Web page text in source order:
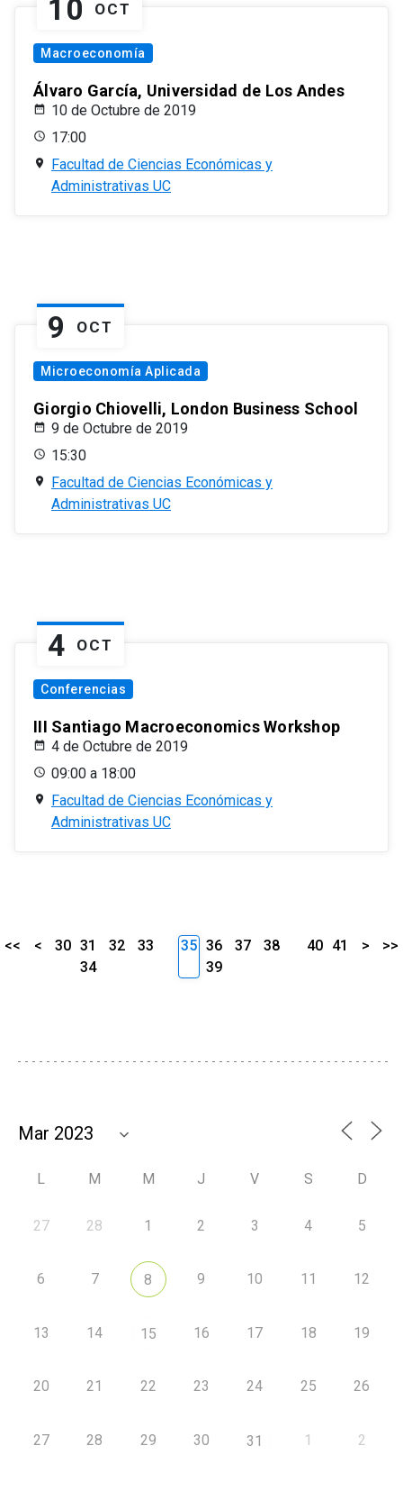
10 OCT
Macroeconomía
Álvaro García, Universidad de Los Andes
10 de Octubre de 2019
17:00
Facultad de Ciencias Económicas y
Administrativas UC
9 OCT
Microeconomía Aplicada
Giorgio Chiovelli, London Business School
9 de Octubre de 2019
15:30
Facultad de Ciencias Económicas y
Administrativas UC
4 OCT
Conferencias
III Santiago Macroeconomics Workshop
4 de Octubre de 2019
09:00 a 18:00
Facultad de Ciencias Económicas y
Administrativas UC
<< < 30 31 32
33
34
35 36 37
38
39
40 41 > >>
L M M J V S D
27 28 1 2 3 4 5
6 7 8 9 10 11 12
13 14 15 16 17 18 19
20 21 22 23 24 25 26
27 28 29 30 31 1 2